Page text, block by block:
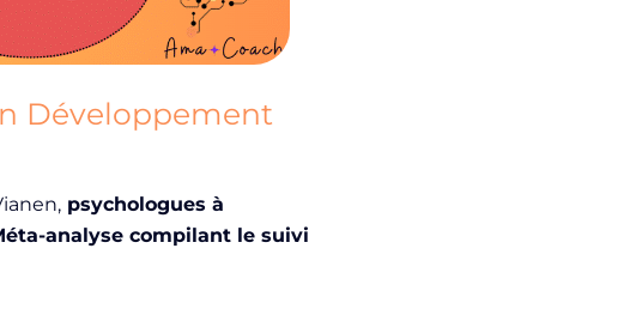
Développement
psychologues à
analyse compilant le suivi